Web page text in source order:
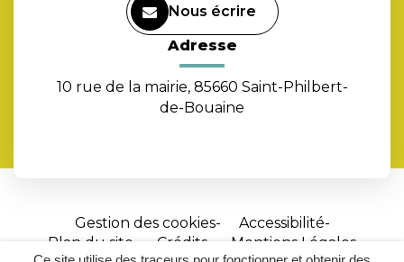
Nous écrire
Adresse
10 rue de la mairie, 85660 Saint-Philbert-
de-Bouaine
Gestion des cookies
Accessibilité
Plan du site
Crédits Mentions Légales